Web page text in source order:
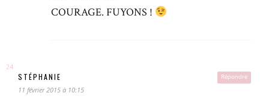
COURAGE. FUYONS !
Répondre
STÉPHANIE
11 février 2015 à 10:15